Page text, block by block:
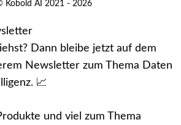
Kobold AI 2021 - 2026
Dann bleibe jetzt auf dem
Newsletter zum Thema Daten
📈
und viel zum Thema